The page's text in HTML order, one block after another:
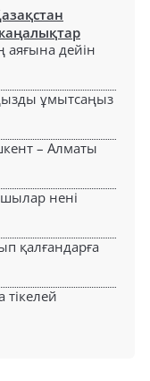
аяғына дейін
ұмытсаңыз
– Алматы
нені
қалғандарға